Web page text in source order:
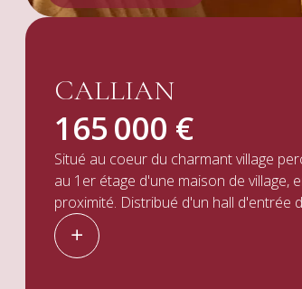
CALLIAN
165 000 €
Situé au coeur du charmant village perché de Callian, typique de la provence, découvrez cet appartement de
au 1er étage d'une maison de
proximité. Distribué d'un hall d'entrée
d'eau, wc. En complément vous
investissement locatif ou 1er achat.